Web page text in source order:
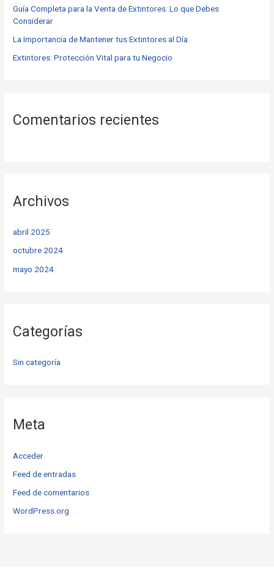
r
:
Guía Completa para la Venta de Extintores: Lo que Debes
Considerar
La Importancia de Mantener tus Extintores al Día
Extintores: Protección Vital para tu Negocio
Comentarios recientes
Archivos
abril 2025
octubre 2024
mayo 2024
Categorías
Sin categoría
Meta
Acceder
Feed de entradas
Feed de comentarios
WordPress.org